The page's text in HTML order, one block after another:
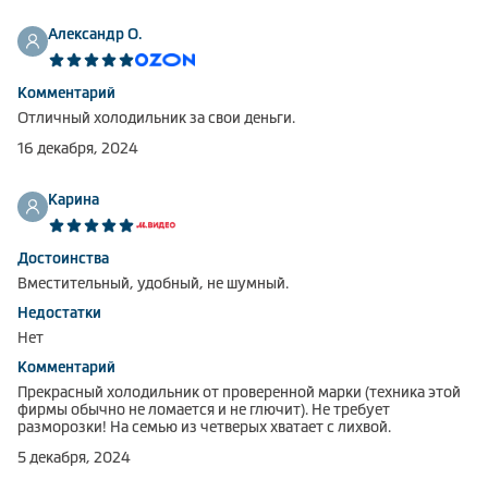
Александр О.
Комментарий
Отличный холодильник за свои деньги.
16 декабря, 2024
Карина
Достоинства
Вместительный, удобный, не шумный.
Недостатки
Нет
Комментарий
Прекрасный холодильник от проверенной марки (техника этой
фирмы обычно не ломается и не глючит). Не требует
разморозки! На семью из четверых хватает с лихвой.
5 декабря, 2024